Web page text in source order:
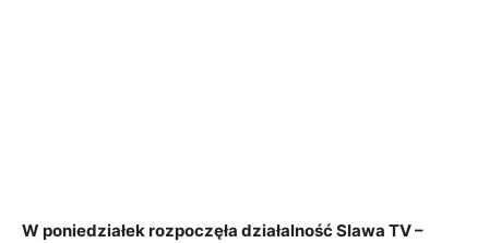
W poniedziałek rozpoczęła działalność Slawa TV –